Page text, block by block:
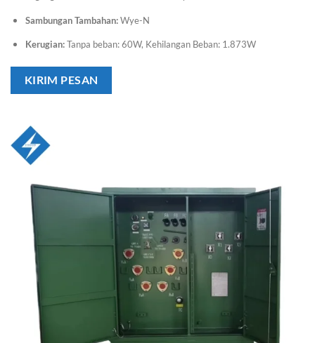
Sambungan Tambahan:Wye-N
Kerugian:Tanpa beban: 60W, Kehilangan Beban: 1.873W
KIRIM PESAN